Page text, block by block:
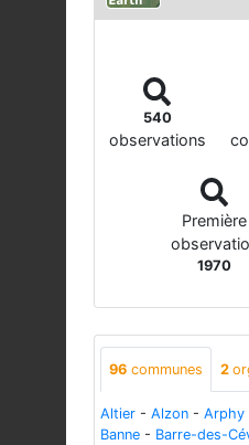
540
observations
Première
1970
96 communes 2
Altier - Alzon - Arphy
Banne - Barre-des-